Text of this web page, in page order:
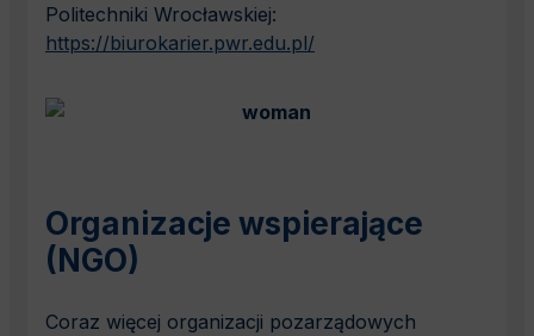
Politechniki Wrocławskiej:
https://biurokarier.pwr.edu.pl/
Organizacje wspierające
(NGO)
Coraz więcej organizacji pozarządowych